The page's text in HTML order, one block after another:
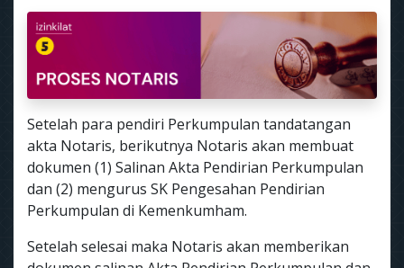
Setelah para pendiri Perkumpulan tandatangan
akta Notaris, berikutnya Notaris akan membuat
dokumen (1) Salinan Akta Pendirian Perkumpulan
dan (2) mengurus SK Pengesahan Pendirian
Perkumpulan di Kemenkumham.
Setelah selesai maka Notaris akan memberikan